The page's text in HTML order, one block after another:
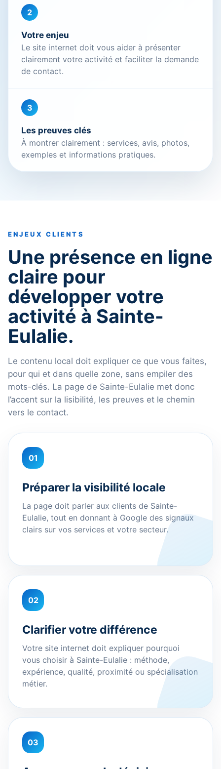
2
Votre enjeu
Le site internet doit vous aider à présenter
clairement votre activité et faciliter la demande
de contact.
3
Les preuves clés
À montrer clairement : services, avis, photos,
exemples et informations pratiques.
ENJEUX CLIENTS
Une présence en ligne
claire pour
développer votre
activité à Sainte-
Eulalie.
Le contenu local doit expliquer ce que vous faites,
pour qui et dans quelle zone, sans empiler des
mots-clés. La page de Sainte-Eulalie met donc
l’accent sur la lisibilité, les preuves et le chemin
vers le contact.
01
Préparer la visibilité locale
La page doit parler aux clients de Sainte-
Eulalie, tout en donnant à Google des signaux
clairs sur vos services et votre secteur.
02
Clarifier votre différence
Votre site internet doit expliquer pourquoi
vous choisir à Sainte-Eulalie : méthode,
expérience, qualité, proximité ou spécialisation
métier.
03